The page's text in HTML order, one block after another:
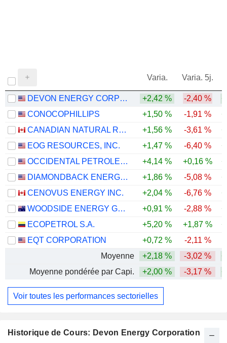
Varia. Varia. 5j.
DEVON ENERGY CORPORATION +2,42 % -2,40 %
CONOCOPHILLIPS
+1,50 % -1,91 %
CANADIAN NATURAL RESOURCES LIMITED
+1,56 % -3,61 %
EOG RESOURCES, INC.
+1,47 % -6,40 %
OCCIDENTAL PETROLEUM CORPORATION
+4,14 % +0,16 %
DIAMONDBACK ENERGY, INC.
+1,86 % -5,08 %
CENOVUS ENERGY INC.
+2,04 % -6,76 %
WOODSIDE ENERGY GROUP LTD
+0,91 % -2,88 %
ECOPETROL S.A.
+5,20 % +1,87 %
EQT CORPORATION
+0,72 % -2,11 %
Moyenne
+2,18 % -3,02 %
Moyenne pondérée par Capi.
+2,00 % -3,17 %
Voir toutes les performances sectorielles
Historique de Cours: Devon Energy Corporation